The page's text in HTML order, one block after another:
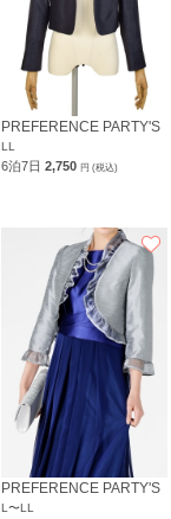
PREFERENCE PARTY'S
LL
6泊7日2,750円 (税込)
PREFERENCE PARTY'S
L〜LL